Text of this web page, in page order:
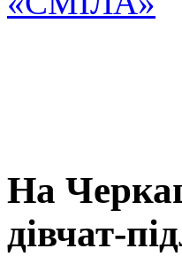
На
дівчат-